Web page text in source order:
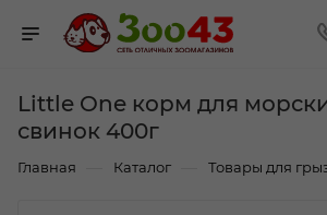
Little One корм для
свинок 400г
Главная Каталог Товары для